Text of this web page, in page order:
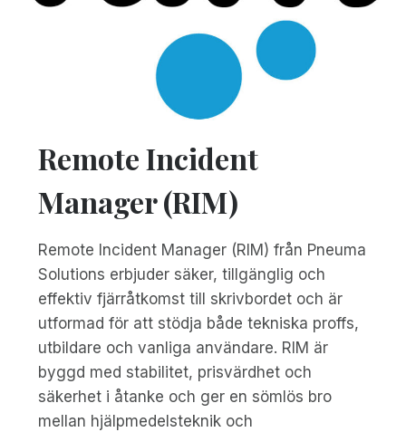
Remote Incident
Manager (RIM)
Remote Incident Manager (RIM) från Pneuma
Solutions erbjuder säker, tillgänglig och
effektiv fjärråtkomst till skrivbordet och är
utformad för att stödja både tekniska proffs,
utbildare och vanliga användare. RIM är
byggd med stabilitet, prisvärdhet och
säkerhet i åtanke och ger en sömlös bro
mellan hjälpmedelsteknik och